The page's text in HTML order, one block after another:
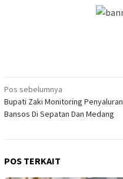
Navigasi
pos
Pos sebelumnya
Bupati Zaki Monitoring Penyaluran
Bansos Di Sepatan Dan Medang
POS TERKAIT